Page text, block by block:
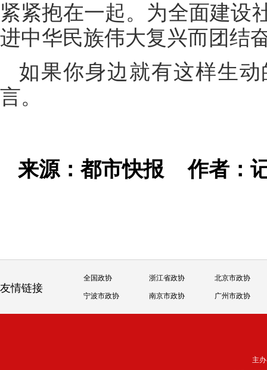
紧紧抱在一起。为全面建设
进中华民族伟大复兴而团结
如果你身边就有这样生
言。
来源：都市快报作者：
友情链接
全国政协 浙江省政协 北京市政协
宁波市政协 南京市政协 广州市政协
主